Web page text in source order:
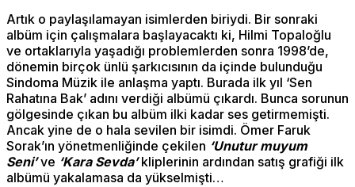
Artık o paylaşılamayan isimlerden biriydi. Bir sonraki
albüm için çalışmalara başlayacaktı ki, Hilmi Topaloğlu
ve ortaklarıyla yaşadığı problemlerden sonra 1998’de,
dönemin birçok ünlü şarkıcısının da içinde bulunduğu
Sindoma Müzik ile anlaşma yaptı. Burada ilk yıl ‘Sen
Rahatına Bak’ adını verdiği albümü çıkardı. Bunca sorunun
gölgesinde çıkan bu albüm ilki kadar ses getirmemişti.
Ancak yine de o hala sevilen bir isimdi. Ömer Faruk
Sorak’ın yönetmenliğinde çekilen ‘Unutur muyum
Seni’ve ‘Kara Sevda’kliplerinin ardından satış grafiği ilk
albümü yakalamasa da yükselmişti…